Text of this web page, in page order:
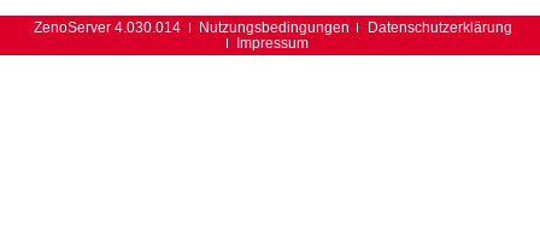
ZenoServer 4.030.014 Nutzungsbedingungen
Datenschutzerklärung
Impressum